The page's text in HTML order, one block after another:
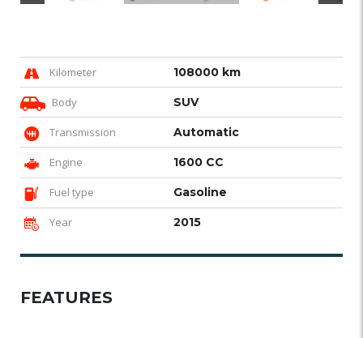
Kilometer 108000 km
Body SUV
Transmission Automatic
Engine 1600 CC
Fuel type Gasoline
Year 2015
FEATURES